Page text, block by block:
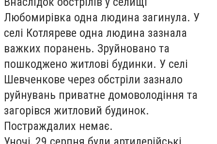
Любомирівка одна людина загинула. У
селі Котляреве одна людина зазнала
важких поранень. Зруйновано та
пошкоджено житлові будинки. У селі
Шевченкове через обстріли зазнало
руйнувань приватне домоволодіння та
загорівся житловий будинок.
Постраждалих немає.